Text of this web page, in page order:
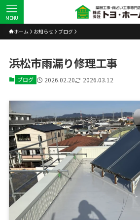
MENU
ホーム お知らせ ブログ
浜松市雨漏り修理工事
ブログ 2026.02.20 2026.03.12